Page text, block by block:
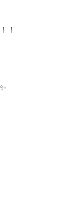
！